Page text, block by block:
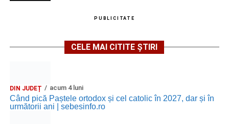
PUBLICITATE
CELE MAI CITITE ȘTIRI
DIN JUDEȚ acum 4 luni
Când pică Paștele ortodox și cel catolic în 2027, dar și în
următorii ani | sebesinfo.ro